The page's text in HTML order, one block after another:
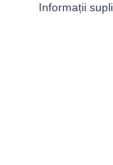
Informații